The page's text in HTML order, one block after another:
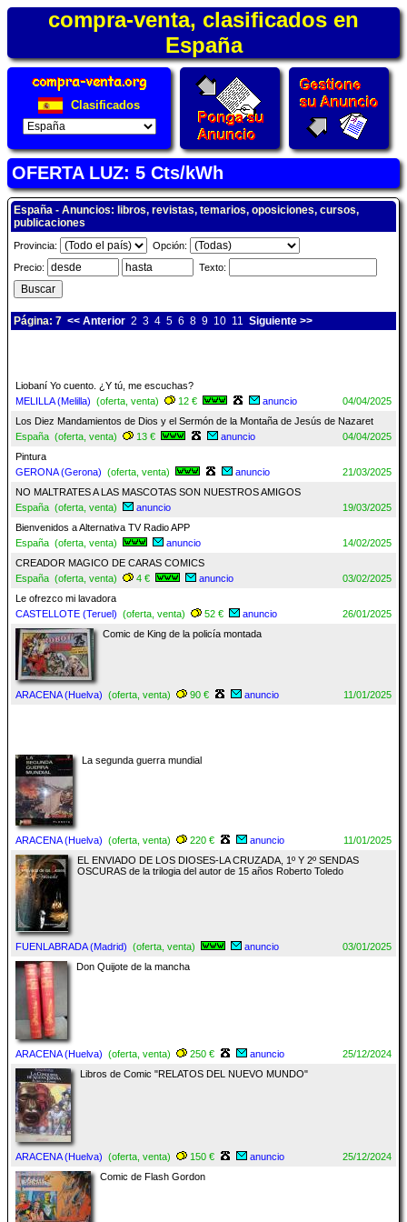
compra-venta, clasificados en
España
Clasificados
OFERTA LUZ: 5 Cts/kWh
España - Anuncios: libros, revistas, temarios, oposiciones, cursos,
publicaciones
Provincia:
Opción:
Precio:
Texto:
Página: 7 << Anterior 2 3 4 5 6 8 9 10 11 Siguiente >>
Liobaní Yo cuento. ¿Y tú, me escuchas?
MELILLA (Melilla) (oferta, venta) 12 € anuncio
04/04/2025
Los Diez Mandamientos de Dios y el Sermón de la Montaña de Jesús de Nazaret
España (oferta, venta)
13 € anuncio
04/04/2025
Pintura
GERONA (Gerona) (oferta, venta) anuncio
21/03/2025
NO MALTRATES A LAS MASCOTAS SON NUESTROS AMIGOS
España (oferta, venta)
anuncio
19/03/2025
Bienvenidos a Alternativa TV Radio APP
España (oferta, venta)
anuncio
14/02/2025
CREADOR MAGICO DE CARAS COMICS
España (oferta, venta)
4 € anuncio
03/02/2025
Le ofrezco mi lavadora
CASTELLOTE (Teruel) (oferta, venta) 52 € anuncio
26/01/2025
Comic de King de la policía montada
ARACENA (Huelva) (oferta, venta) 90 € anuncio 11/01/2025
La segunda guerra mundial
ARACENA (Huelva) (oferta, venta) 220 € anuncio
11/01/2025
EL ENVIADO DE LOS DIOSES-LA CRUZADA, 1º Y 2º SENDAS
OSCURAS de la trilogia del autor de 15 años Roberto Toledo
FUENLABRADA (Madrid) (oferta, venta) anuncio
03/01/2025
Don Quijote de la mancha
ARACENA (Huelva) (oferta, venta) 250 € anuncio
25/12/2024
Libros de Comic "RELATOS DEL NUEVO MUNDO"
ARACENA (Huelva) (oferta, venta) 150 € anuncio
25/12/2024
Comic de Flash Gordon